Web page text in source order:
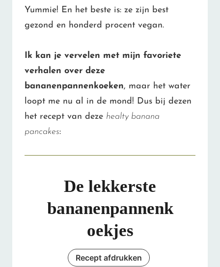
Yummie! En het beste is: ze zijn best
gezond en honderd procent vegan.
Ik kan je vervelen met mijn favoriete
verhalen over deze
bananenpannenkoeken, maar het water
loopt me nu al in de mond! Dus bij dezen
het recept van deze healty banana
pancakes:
De lekkerste
bananenpannenk
oekjes
Recept afdrukken